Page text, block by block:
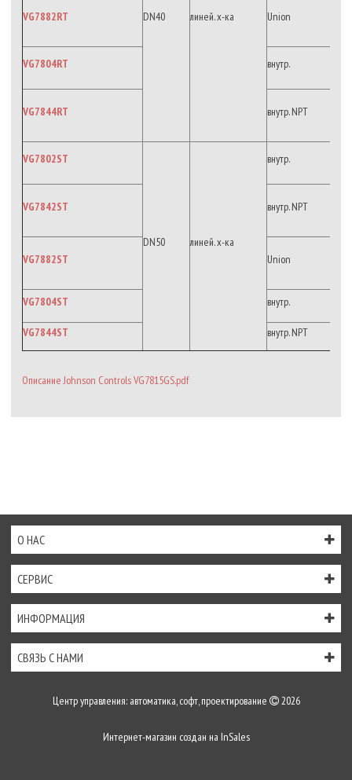
DN40 линей. х-ка
VG7882RT Union
VG7804RT внутр.
VG7844RT внутр. NPT
VG7802ST
DN50 линей. х-ка
внутр.
VG7842ST внутр. NPT
VG7882ST Union
VG7804ST внутр.
VG7844ST внутр. NPT
Описание Johnson Controls VG7815GS.pdf
О НАС
СЕРВИС
ИНФОРМАЦИЯ
СВЯЗЬ С НАМИ
Центр управления: автоматика, софт, проектирование 2026
Интернет-магазин создан на InSales